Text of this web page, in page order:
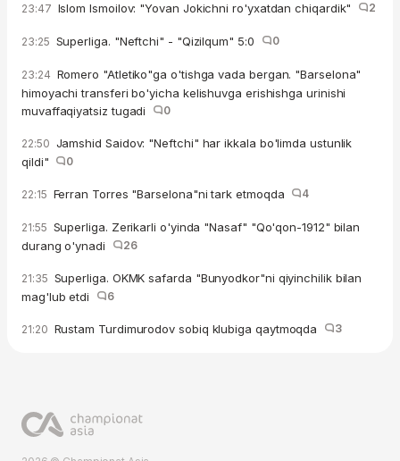
23:47 Islom Ismoilov: "Yovan Jokichni ro'yxatdan chiqardik" 2
23:25 Superliga. "Neftchi" - "Qizilqum" 5:0 0
23:24 Romero "Atletiko"ga o'tishga vada bergan. "Barselona"
himoyachi transferi bo'yicha kelishuvga erishishga urinishi
muvaffaqiyatsiz tugadi
0
22:50 Jamshid Saidov: "Neftchi" har ikkala bo'limda ustunlik
qildi"
0
22:15 Ferran Torres "Barselona"ni tark etmoqda 4
21:55 Superliga. Zerikarli o'yinda "Nasaf" "Qo'qon-1912" bilan
durang o'ynadi
26
21:35 Superliga. OKMK safarda "Bunyodkor"ni qiyinchilik bilan
mag'lub etdi
6
21:20 Rustam Turdimurodov sobiq klubiga qaytmoqda 3